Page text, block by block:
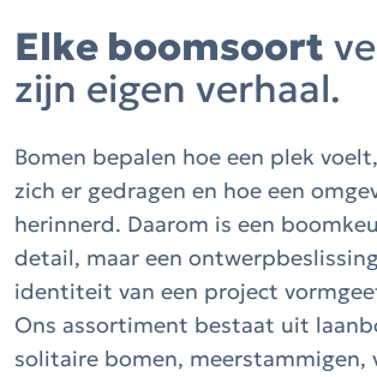
Elke boomsoort
zijn eigen verhaal.
Bomen bepalen hoe een plek
zich er gedragen en hoe een
herinnerd. Daarom is een
detail, maar een
identiteit van een project
Ons assortiment bestaat uit
solitaire bomen, meerstammigen,